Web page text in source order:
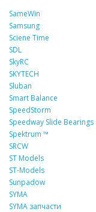
SameWin
Samsung
Sciene Time
SDL
SkyRC
SKYTECH
Sluban
Smart Balance
SpeedStorm
Speedway Slide Bearings
Spektrum ™
SRCW
ST Models
ST-Models
Sunpadow
SYMA
SYMA запчасти